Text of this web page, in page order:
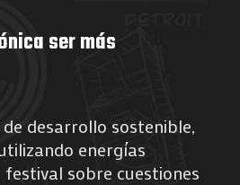
ser más
desarrollo sostenible,
energías
sobre cuestiones